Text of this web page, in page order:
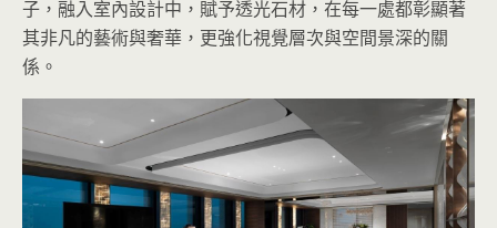
子，融入室內設計中，賦予透光石材，在每一處都彰顯著
其非凡的藝術與奢華，更強化視覺層次與空間景深的關
係。